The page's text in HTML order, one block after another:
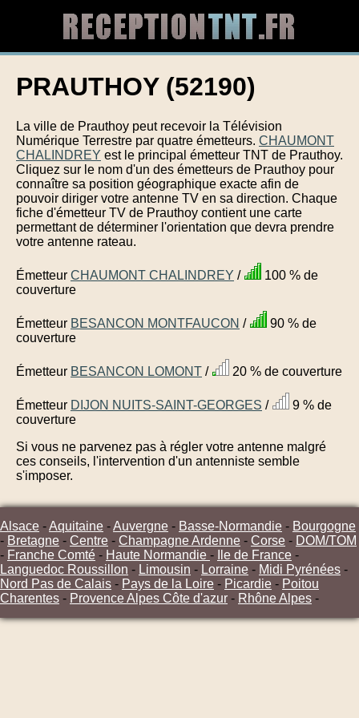
PRAUTHOY (52190)
La ville de Prauthoy peut recevoir la Télévision
Numérique Terrestre par quatre émetteurs. CHAUMONT
CHALINDREY est le principal émetteur TNT de Prauthoy.
Cliquez sur le nom d'un des émetteurs de Prauthoy pour
connaître sa position géographique exacte afin de
pouvoir diriger votre antenne TV en sa direction. Chaque
fiche d'émetteur TV de Prauthoy contient une carte
permettant de déterminer l'orientation que devra prendre
votre antenne rateau.
Émetteur CHAUMONT CHALINDREY /
100 % de
couverture
Émetteur BESANCON MONTFAUCON /
90 % de
couverture
Émetteur BESANCON LOMONT / 20 % de couverture
Émetteur DIJON NUITS-SAINT-GEORGES /
9 % de
couverture
Si vous ne parvenez pas à régler votre antenne malgré
ces conseils, l'intervention d'un antenniste semble
s'imposer.
Alsace -Aquitaine -Auvergne - Basse-Normandie - Bourgogne
- Bretagne - Centre - Champagne Ardenne - Corse - DOM/TOM
- Franche Comté - Haute Normandie - Ile de France -
Languedoc Roussillon - Limousin - Lorraine - Midi Pyrénées -
Nord Pas de Calais - Pays de la Loire - Picardie - Poitou
Charentes - Provence Alpes Côte d'azur - Rhône Alpes -